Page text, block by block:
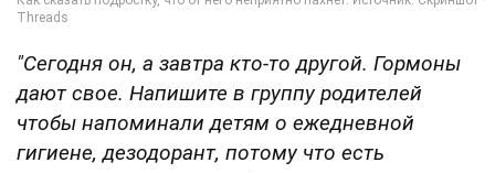
"Сегодня он, а завтра кто-то другой. Гормоны
дают свое. Напишите в группу родителей
чтобы напоминали детям о ежедневной
гигиене, дезодорант, потому что есть